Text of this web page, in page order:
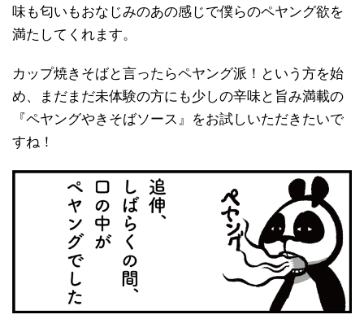
味も匂いもおなじみのあの感じで僕らのペヤング欲を
満たしてくれます。
カップ焼きそばと言ったらペヤング派！という方を始
め、まだまだ未体験の方にも少しの辛味と旨み満載の
『ペヤングやきそばソース』をお試しいただきたいで
すね！